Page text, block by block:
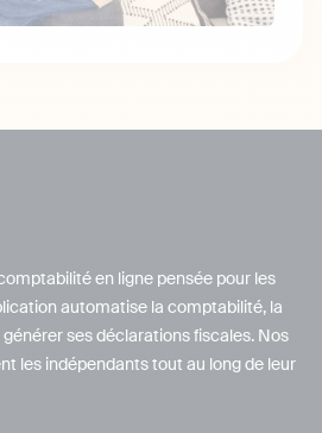
en ligne pensée pour les
automatise la comptabilité, la
ses déclarations fiscales. Nos
les indépendants tout au long de leur